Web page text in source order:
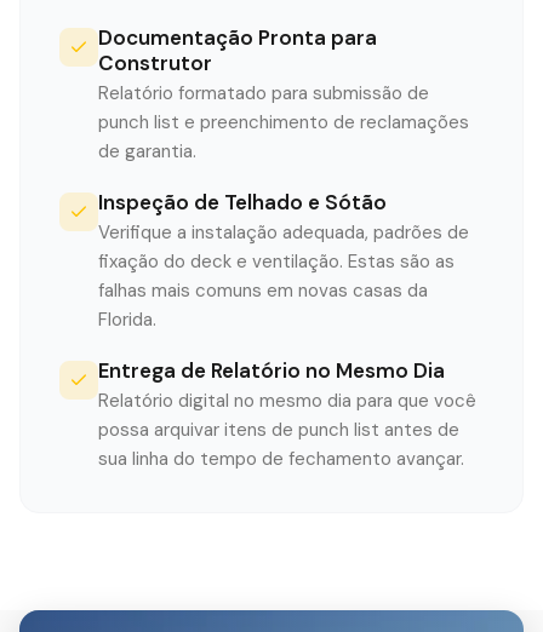
Documentação Pronta para
Construtor
Relatório formatado para submissão de
punch list e preenchimento de reclamações
de garantia.
Inspeção de Telhado e Sótão
Verifique a instalação adequada, padrões de
fixação do deck e ventilação. Estas são as
falhas mais comuns em novas casas da
Florida.
Entrega de Relatório no Mesmo Dia
Relatório digital no mesmo dia para que você
possa arquivar itens de punch list antes de
sua linha do tempo de fechamento avançar.